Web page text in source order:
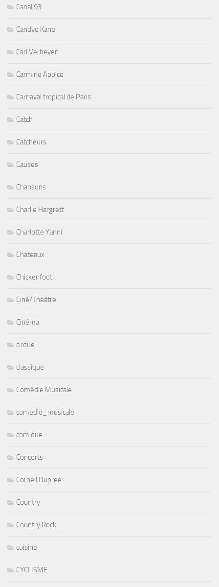
Canal 93
Candye Kane
Carl Verheyen
Carmine Appice
Carnaval tropical de Paris
Catch
Catcheurs
Causes
Chansons
Charlie Hargrett
Charlotte Yanni
Chateaux
Chickenfoot
Ciné/Théâtre
Cinéma
cirque
classique
Comédie Musicale
comedie_musicale
comique
Concerts
Cornell Dupree
Country
Country Rock
cuisine
CYCLISME